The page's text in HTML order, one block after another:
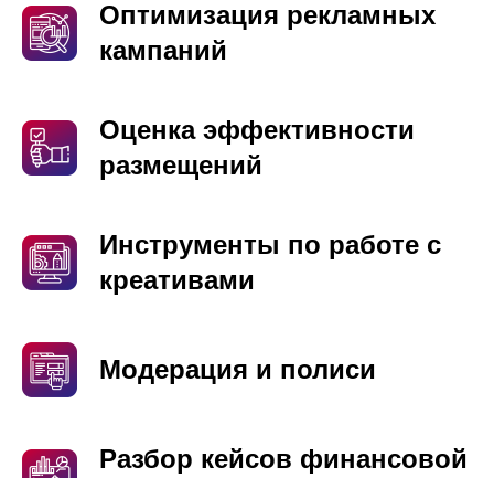
Оптимизация рекламных
кампаний
Оценка эффективности
размещений
Инструменты по работе с
креативами
Модерация и полиси
Разбор кейсов финансовой